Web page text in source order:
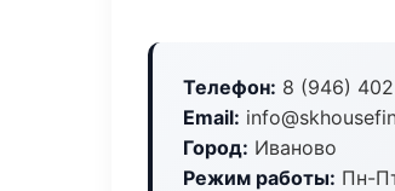
Телефон: 8 (946)
Email:
Город: Иваново
Режим работы: Пн-